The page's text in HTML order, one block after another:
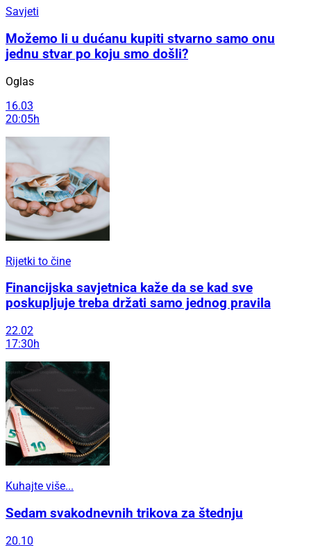
Savjeti
Možemo li u dućanu kupiti stvarno samo onu
jednu stvar po koju smo došli?
Oglas
16.03
20:05h
Rijetki to čine
Financijska savjetnica kaže da se kad sve
poskupljuje treba držati samo jednog pravila
22.02
17:30h
Kuhajte više...
Sedam svakodnevnih trikova za štednju
20.10